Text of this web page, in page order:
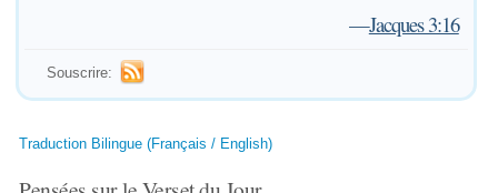
—Jacques 3:16
Souscrire:
Traduction Bilingue (Français / English)